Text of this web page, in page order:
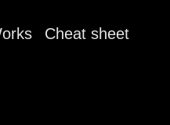
Cheat sheet